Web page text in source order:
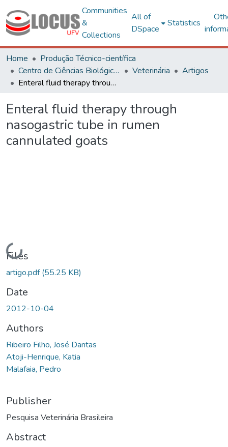
Communities
&
Collections
All of
DSpace
Statistics
Home
Produção Técnico-científica
Centro de Ciências Biológicas e da Saúde
Veterinária
Artigos
Enteral fluid therapy through nasogastric tube in rumen cannulated goats
Enteral fluid therapy through
nasogastric tube in rumen
cannulated goats
Loading...
Files
artigo.pdf(55.25 KB)
Date
2012-10-04
Authors
Ribeiro Filho, José Dantas
Atoji-Henrique, Katia
Malafaia, Pedro
Publisher
Pesquisa Veterinária Brasileira
Abstract